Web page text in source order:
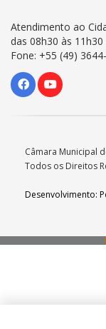
Atendimento ao
das 08h30 às
Fone: +55 (49)
Câmara Municipal
Todos os Direitos
Desenvolvimento: